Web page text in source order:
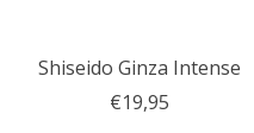
Shiseido Ginza Intense
€19,95